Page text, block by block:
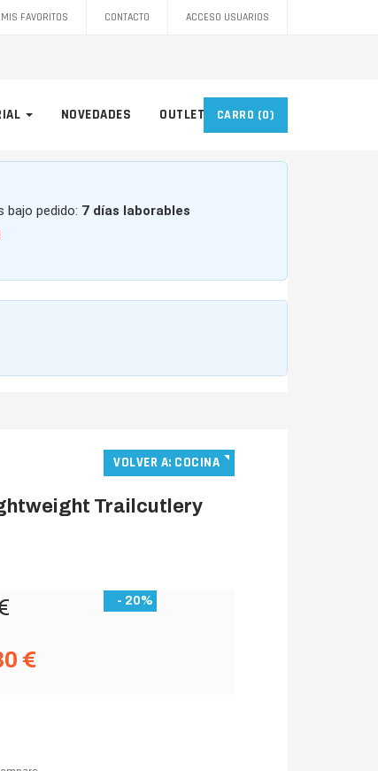
MIS FAVORITOS CONTACTO ACCESO USUARIOS
NOVEDADES OUTLET CARRO (0)
bajo pedido: 7 días laborables
VOLVER A: COCINA
Trailcutlery
- 20%
€